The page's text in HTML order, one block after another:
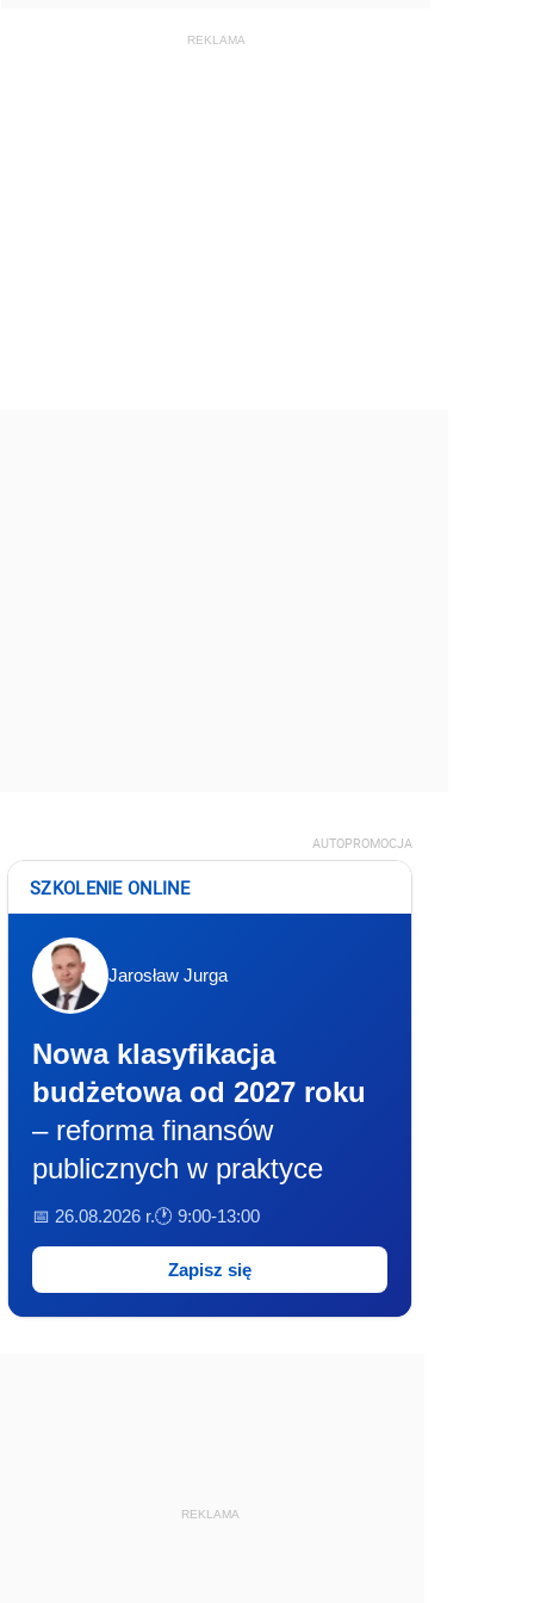
AUTOPROMOCJA
SZKOLENIE ONLINE
Jarosław Jurga
Nowa klasyfikacja
budżetowa od 2027 roku
– reforma finansów
publicznych w praktyce
📅 26.08.2026 r.🕐 9:00-13:00
Zapisz się
REKLAMA